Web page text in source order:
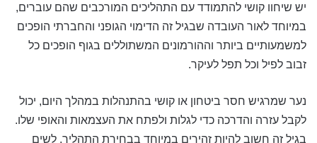
יש שיחוו קושי להתמודד עם התהליכים המורכבים שהם עוברים,
במיוחד לאור העובדה שבגיל זה הדימוי הגופני והחברתי הופכים
למשמעותיים ביותר וההורמונים המשתוללים בגוף הופכים כל
זבוב לפיל וכל תפל לעיקר.
נער שמרגיש חסר ביטחון או קושי בהתנהלות במהלך היום, יכול
לקבל עזרה והדרכה כדי לגלות ולפתח את העצמאות והאופי שלו.
בגיל זה חשוב להיות זהירים במיוחד בבחירת התהליך, לשים